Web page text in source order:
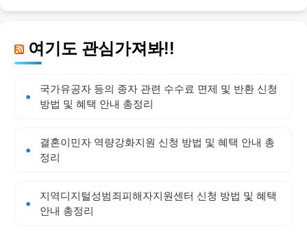
여기도 관심가져봐!!
국가유공자 등의 종자 관련 수수료 면제 및 반환 신청
방법 및 혜택 안내 총정리
결혼이민자 역량강화지원 신청 방법 및 혜택 안내 총
정리
지역디지털성범죄피해자지원센터 신청 방법 및 혜택
안내 총정리